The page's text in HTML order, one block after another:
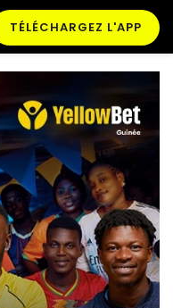
TÉLÉCHARGEZ L'APP